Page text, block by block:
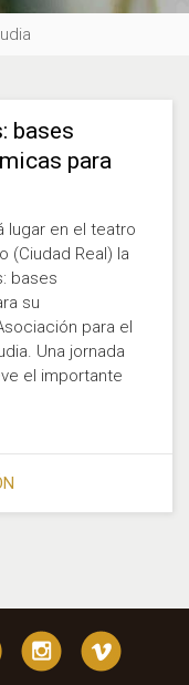
bases
para
lugar en el teatro
(Ciudad Real) la
bases
su
para el
Una jornada
el importante